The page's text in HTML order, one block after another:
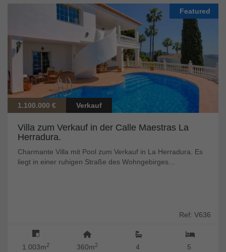
Featured
1.100.000 € Verkauf
Villa zum Verkauf in der Calle Maestras La
Herradura.
Charmante Villa mit Pool zum Verkauf in La Herradura. Es
liegt in einer ruhigen Straße des Wohngebirges...
Ref: V636
1.003m2 360m2 5
4